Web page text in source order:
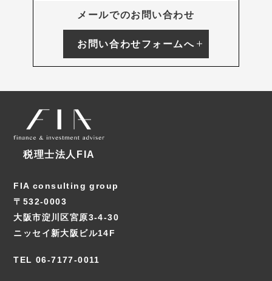
メールでのお問い合わせ
お問い合わせフォームへ
税理士法人FIA
FIA consulting group
〒532-0003
大阪市淀川区宮原3-4-30
ニッセイ新大阪ビル14F
TEL 06-7177-0011